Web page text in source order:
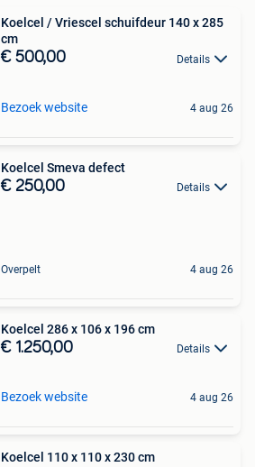
Koelcel / Vriescel schuifdeur 140 x 285
cm
€ 500,00 Details
Bezoek website 4 aug 26
Koelcel Smeva defect
€ 250,00 Details
Overpelt 4 aug 26
Koelcel 286 x 106 x 196 cm
€ 1.250,00 Details
Bezoek website 4 aug 26
Koelcel 110 x 110 x 230 cm